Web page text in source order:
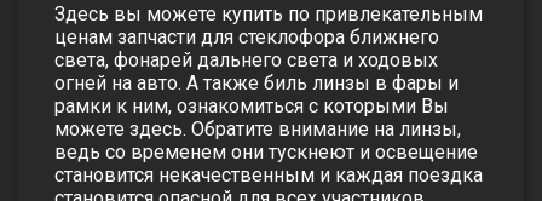
Здесь вы можете купить по привлекательным
ценам запчасти для стеклофора ближнего
света, фонарей дальнего света и ходовых
огней на авто. А также биль линзы в фары и
рамки к ним, ознакомиться с которыми Вы
можете здесь. Обратите внимание на линзы,
ведь со временем они тускнеют и освещение
становится некачественным и каждая поездка